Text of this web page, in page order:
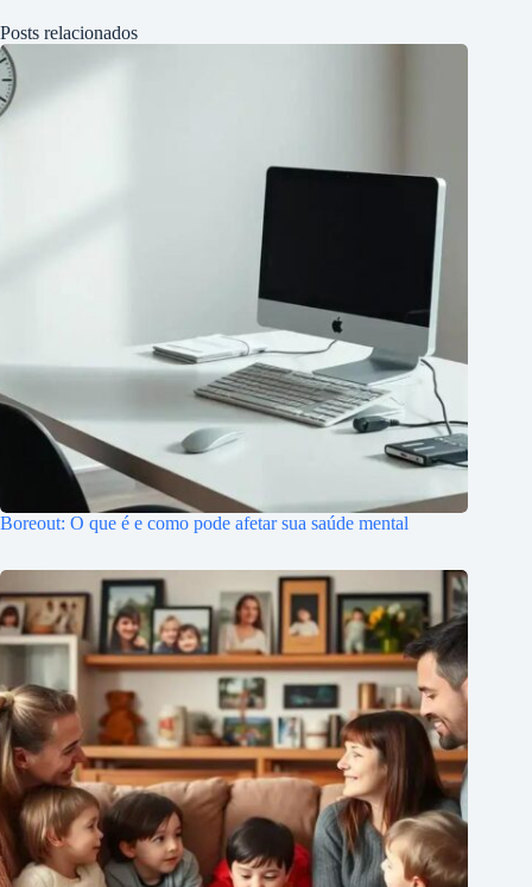
Posts relacionados
Boreout: O que é e como pode afetar sua saúde mental